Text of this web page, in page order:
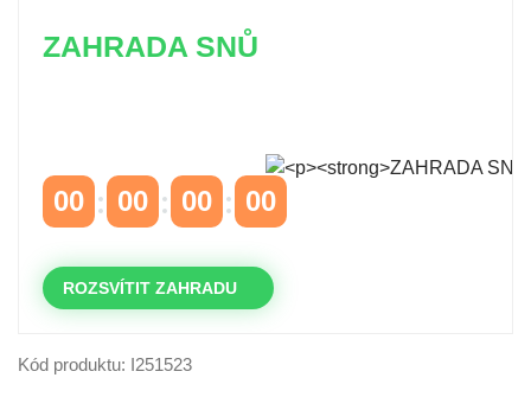
ZAHRADA SNŮ
00 00 00 00
ROZSVÍTIT ZAHRADU
Kód produktu: I251523